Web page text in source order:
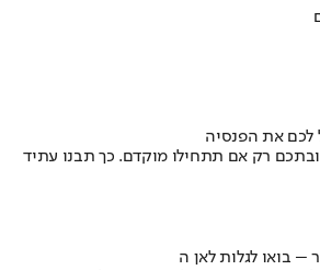
לכם את הפנסיה
רק אם תתחילו מוקדם. כך תבנו עתיד